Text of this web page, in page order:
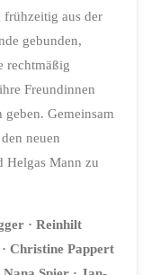
aus der
gebunden,
rechtmäßig
Freundinnen
Gemeinsam
neuen
Helgas Mann zu
· Reinhilt
· Christine Pappert